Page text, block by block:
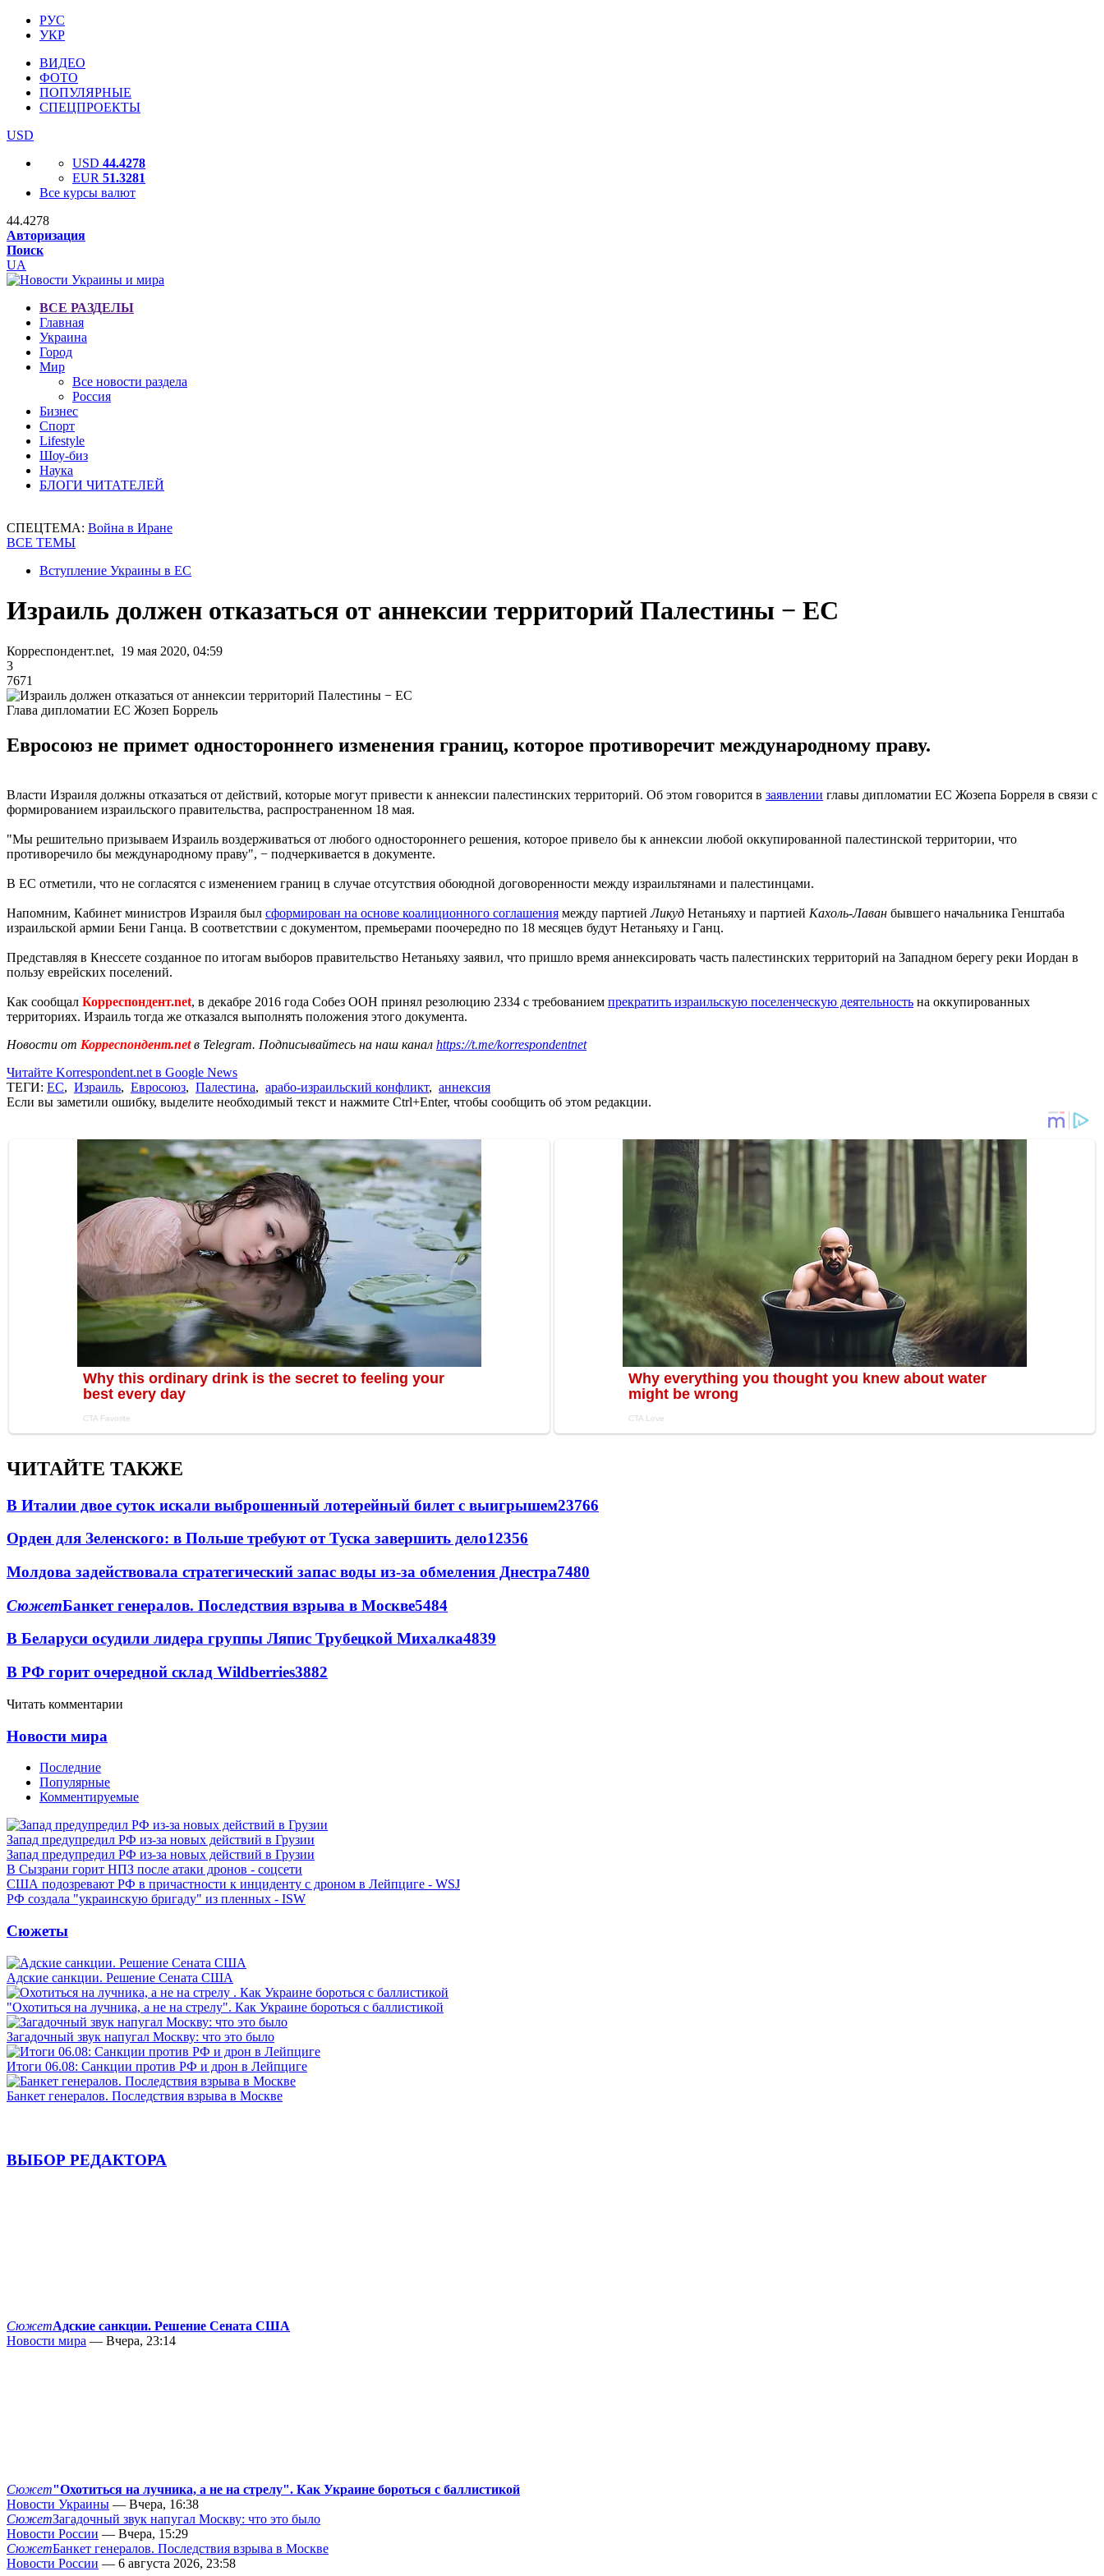
РУС
УКР
ВИДЕО
ФОТО
ПОПУЛЯРНЫЕ
СПЕЦПРОЕКТЫ
USD
USD 44.4278
EUR 51.3281
Все курсы валют
44.4278
Авторизация
Поиск
UA
ВСЕ РАЗДЕЛЫ
Главная
Украина
Город
Мир
Все новости раздела
Россия
Бизнес
Спорт
Lifestyle
Шоу-биз
Наука
БЛОГИ ЧИТАТЕЛЕЙ
СПЕЦТЕМА: Война в Иране
ВСЕ ТЕМЫ
Вступление Украины в ЕС
Израиль должен отказаться от аннексии территорий Палестины − ЕС
Корреспондент.net, 19 мая 2020, 04:59
3
7671
Глава дипломатии ЕС Жозеп Боррель
Евросоюз не примет одностороннего изменения границ, которое противоречит международному праву.
Власти Израиля должны отказаться от действий, которые могут привести к аннексии палестинских территорий. Об этом говорится в заявлении главы дипломатии ЕС Жозепа Борреля в связи с
формированием израильского правительства, распространенном 18 мая.
"Мы решительно призываем Израиль воздерживаться от любого одностороннего решения, которое привело бы к аннексии любой оккупированной палестинской территории, что
противоречило бы международному праву", − подчеркивается в документе.
В ЕС отметили, что не согласятся с изменением границ в случае отсутствия обоюдной договоренности между израильтянами и палестинцами.
Напомним, Кабинет министров Израиля был сформирован на основе коалиционного соглашения между партиейЛикуд Нетаньяху и партией Кахоль-Лаван бывшего начальника Генштаба
израильской армии Бени Ганца. В соответствии с документом, премьерами поочередно по 18 месяцев будут Нетаньяху и Ганц.
Представляя в Кнессете созданное по итогам выборов правительство Нетаньяху заявил, что пришло время аннексировать часть палестинских территорий на Западном берегу реки Иордан в
пользу еврейских поселений.
Как сообщал Корреспондент.net, в декабре 2016 года Собез ООН принял резолюцию 2334 с требованием прекратить израильскую поселенческую деятельность на оккупированных
территориях. Израиль тогда же отказался выполнять положения этого документа.
Новости от Корреспондент.netв Telegram. Подписывайтесь на наш канал https://t.me/korrespondentnet
Читайте Korrespondent.net в Google News
ТЕГИ: ЕС, Израиль, Евросоюз, Палестина, арабо-израильский конфликт, аннексия
Если вы заметили ошибку, выделите необходимый текст и нажмите Ctrl+Enter, чтобы сообщить об этом редакции.
ЧИТАЙТЕ ТАКЖЕ
В Италии двое суток искали выброшенный лотерейный билет с выигрышем23766
Орден для Зеленского: в Польше требуют от Туска завершить дело12356
Молдова задействовала стратегический запас воды из-за обмеления Днестра7480
СюжетБанкет генералов. Последствия взрыва в Москве5484
В Беларуси осудили лидера группы Ляпис Трубецкой Михалка4839
В РФ горит очередной склад Wildberries3882
Читать комментарии
Новости мира
Последние
Популярные
Комментируемые
Запад предупредил РФ из-за новых действий в Грузии
Запад предупредил РФ из-за новых действий в Грузии
В Сызрани горит НПЗ после атаки дронов - соцсети
США подозревают РФ в причастности к инциденту с дроном в Лейпциге - WSJ
РФ создала "украинскую бригаду" из пленных - ISW
Сюжеты
Адские санкции. Решение Сената США
"Охотиться на лучника, а не на стрелу". Как Украине бороться с баллистикой
Загадочный звук напугал Москву: что это было
Итоги 06.08: Санкции против РФ и дрон в Лейпциге
Банкет генералов. Последствия взрыва в Москве
ВЫБОР РЕДАКТОРА
СюжетАдские санкции. Решение Сената США
Новости мира — Вчера, 23:14
Сюжет"Охотиться на лучника, а не на стрелу". Как Украине бороться с баллистикой
Новости Украины — Вчера, 16:38
СюжетЗагадочный звук напугал Москву: что это было
Новости России — Вчера, 15:29
СюжетБанкет генералов. Последствия взрыва в Москве
Новости России — 6 августа 2026, 23:58